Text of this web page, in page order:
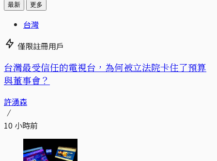
最新 更多
台灣
僅限註冊用戶
台灣最受信任的電視台，為何被立法院卡住了預算
與董事會？
許湧森
10 小時前